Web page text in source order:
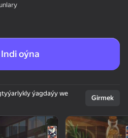
50+ ýokary oýunlar,
olar oýnaýarlar,
Indi oýna
ýagdaýy we
Girmek